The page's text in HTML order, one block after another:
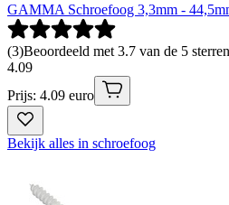
GAMMA Schroefoog 3,3mm -
(3)Beoordeeld met 3.7 van de 5
4.09
Prijs: 4.09 euro
Bekijk alles in schroefoog